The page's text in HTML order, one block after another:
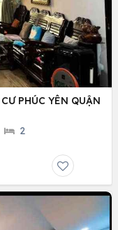
PHÚC YÊN QUẬN
2